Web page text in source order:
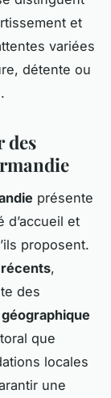
et
variées
détente ou
des
présente
d’accueil et
proposent.
,
des
que
locales
une